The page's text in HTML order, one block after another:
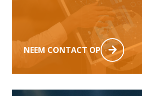
NEEM CONTACT OP